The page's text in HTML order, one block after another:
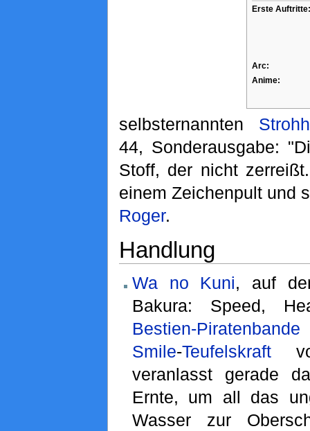
Erste Auftritte:
Arc:
Anime:
selbsternannten
44, Sonderausgabe:
Stoff, der nicht
einem Zeichenpult und
Roger.
Handlung
Wa no Kuni, auf
Bakura: Speed,
Bestien-Piratenbande
Smile-Teufelskraft
veranlasst gerade
Ernte, um all das
Wasser zur